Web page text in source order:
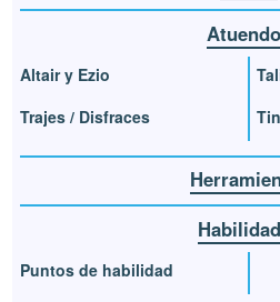
Altair y Ezio
Trajes / Disfraces
Puntos de habilidad